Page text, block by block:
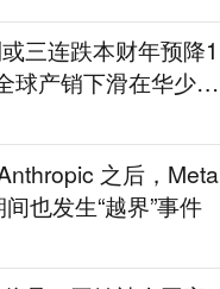
三连跌本财年预降1
球产销下滑在华少卖
之后，Meta
也发生“越界”事件